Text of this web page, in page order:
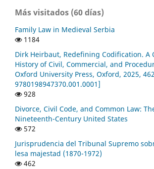
Más visitados (60 días)
Family Law in Medieval Serbia
1184
Dirk Heirbaut, Redefining Codification. A
History of Civil, Commercial, and
Oxford University Press, Oxford, 2025,
9780198947370.001.0001]
928
Divorce, Civil Code, and Common Law:
Nineteenth-Century United States
572
Jurisprudencia del Tribunal Supremo
lesa majestad (1870-1972)
462